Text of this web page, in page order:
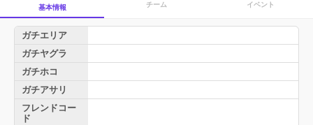
基本情報 チーム イベント
ガチエリア
ガチヤグラ
ガチホコ
ガチアサリ
フレンドコー
ド